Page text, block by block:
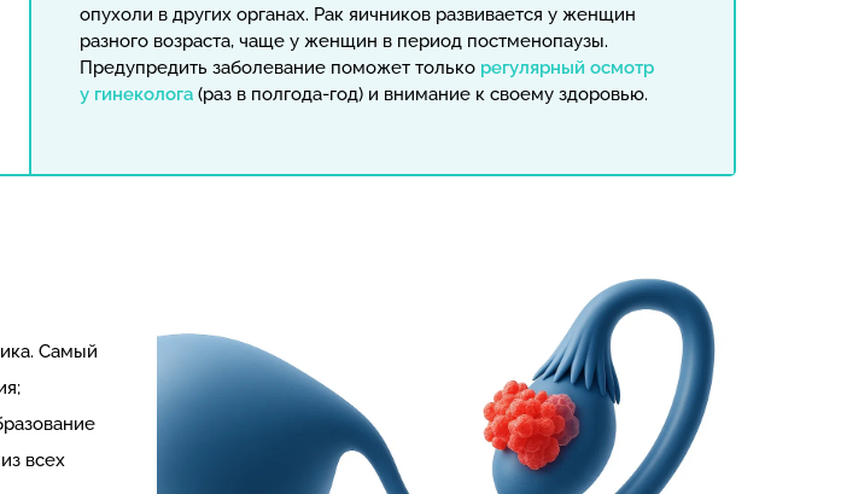
опухоли в других органах. Рак яичников развивается у женщин
разного возраста, чаще у женщин в период постменопаузы.
Предупредить заболевание поможет только регулярный осмотр
у гинеколога (раз в полгода-год) и внимание к своему здоровью.
Самый
всех